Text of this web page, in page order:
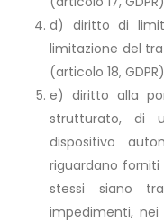
d) diritto di
limitazione del
(articolo 18,
e) diritto alla
strutturato, di
dispositivo
riguardano
stessi siano
impedimenti, nei